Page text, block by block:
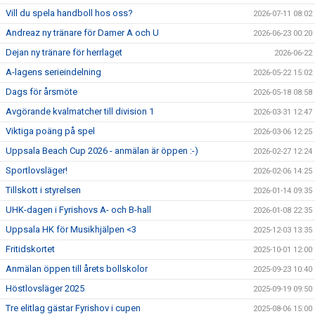
Vill du spela handboll hos oss? 2026-07-11 08:02
Andreaz ny tränare för Damer A och U 2026-06-23 00:20
Dejan ny tränare för herrlaget 2026-06-22
A-lagens serieindelning 2026-05-22 15:02
Dags för årsmöte 2026-05-18 08:58
Avgörande kvalmatcher till division 1 2026-03-31 12:47
Viktiga poäng på spel 2026-03-06 12:25
Uppsala Beach Cup 2026 - anmälan är öppen :-) 2026-02-27 12:24
Sportlovsläger! 2026-02-06 14:25
Tillskott i styrelsen 2026-01-14 09:35
UHK-dagen i Fyrishovs A- och B-hall 2026-01-08 22:35
Uppsala HK för Musikhjälpen <3 2025-12-03 13:35
Fritidskortet 2025-10-01 12:00
Anmälan öppen till årets bollskolor 2025-09-23 10:40
Höstlovsläger 2025 2025-09-19 09:50
Tre elitlag gästar Fyrishov i cupen 2025-08-06 15:00